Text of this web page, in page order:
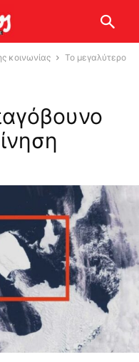
κοινωνίας
Το μεγαλύτερο